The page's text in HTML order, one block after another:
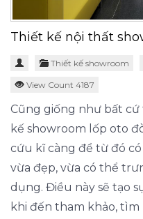
Thiết kế nội thất
Thiết kế showroom
View Count 4187
Cũng giống như bất
kế showroom lốp oto
cứu kĩ càng để từ đó
vừa đẹp, vừa có thể
dụng. Điều này sẽ tạo
khi đến tham khảo, tìm